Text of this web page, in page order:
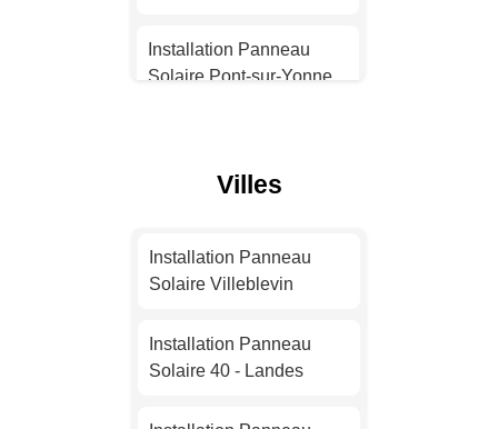
Solaire Strasbourg
Installation Panneau
Installation Panneau
Installation Panneau
Installation Panneau
Solaire Pont-sur-Yonne
Solaire Toucy
Solaire Saint-Florentin
Solaire Villeneuve-la-
Villes
Installation Panneau
Solaire Villeblevin
Installation Panneau
Solaire 40 - Landes